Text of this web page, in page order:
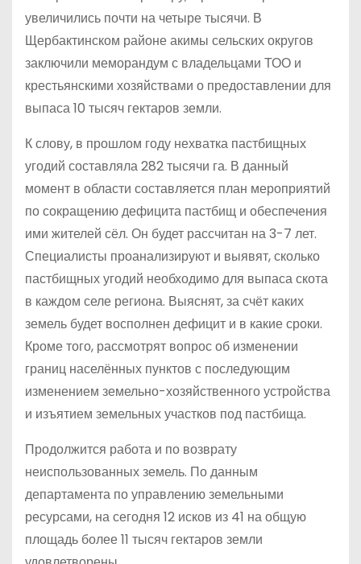
увеличились почти на четыре тысячи. В
Щербактинском районе акимы сельских округов
заключили меморандум с владельцами ТОО и
крестьянскими хозяйствами о предоставлении для
выпаса 10 тысяч гектаров земли.
К слову, в прошлом году нехватка пастбищных
угодий составляла 282 тысячи га. В данный
момент в области составляется план мероприятий
по сокращению дефицита пастбищ и обеспечения
ими жителей сёл. Он будет рассчитан на 3-7 лет.
Специалисты проанализируют и выявят, сколько
пастбищных угодий необходимо для выпаса скота
в каждом селе региона. Выяснят, за счёт каких
земель будет восполнен дефицит и в какие сроки.
Кроме того, рассмотрят вопрос об изменении
границ населённых пунктов с последующим
изменением земельно-хозяйственного устройства
и изъятием земельных участков под пастбища.
Продолжится работа и по возврату
неиспользованных земель. По данным
департамента по управлению земельными
ресурсами, на сегодня 12 исков из 41 на общую
площадь более 11 тысяч гектаров земли